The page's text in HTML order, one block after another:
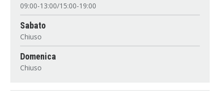
09:00-13:00/15:00-19:00
Sabato
Chiuso
Domenica
Chiuso